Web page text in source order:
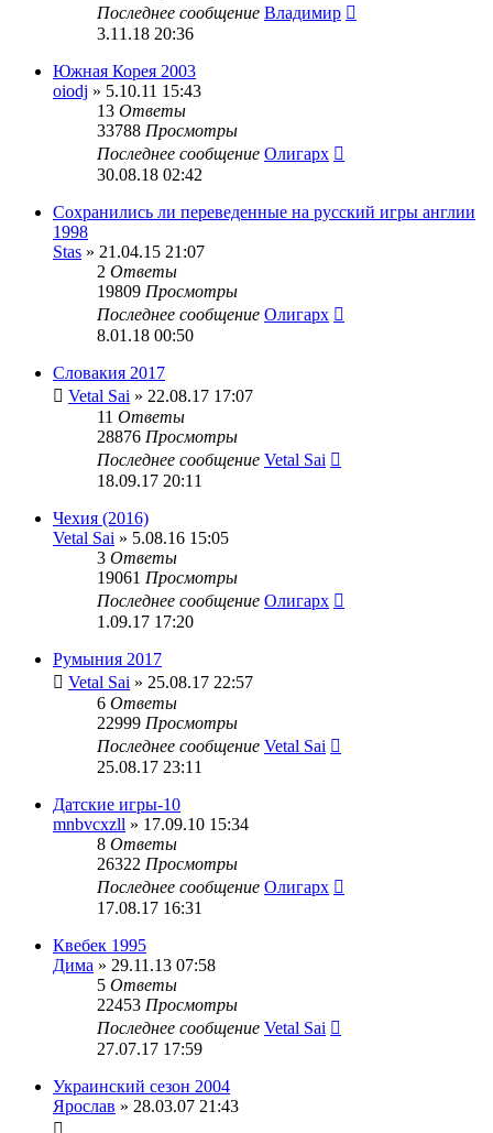
Последнее сообщение Владимир
3.11.18 20:36
Южная Корея 2003
oiodj » 5.10.11 15:43
13 Ответы
33788 Просмотры
Последнее сообщение Олигарх
30.08.18 02:42
Сохранились ли переведенные на русский игры англии
1998
Stas » 21.04.15 21:07
2 Ответы
19809 Просмотры
Последнее сообщение Олигарх
8.01.18 00:50
Словакия 2017
Vetal Sai » 22.08.17 17:07
11 Ответы
28876 Просмотры
Последнее сообщение Vetal Sai
18.09.17 20:11
Чехия (2016)
Vetal Sai » 5.08.16 15:05
3 Ответы
19061 Просмотры
Последнее сообщение Олигарх
1.09.17 17:20
Румыния 2017
Vetal Sai » 25.08.17 22:57
6 Ответы
22999 Просмотры
Последнее сообщение Vetal Sai
25.08.17 23:11
Датские игры-10
mnbvcxzll » 17.09.10 15:34
8 Ответы
26322 Просмотры
Последнее сообщение Олигарх
17.08.17 16:31
Квебек 1995
Дима » 29.11.13 07:58
5 Ответы
22453 Просмотры
Последнее сообщение Vetal Sai
27.07.17 17:59
Украинский сезон 2004
Ярослав » 28.03.07 21:43